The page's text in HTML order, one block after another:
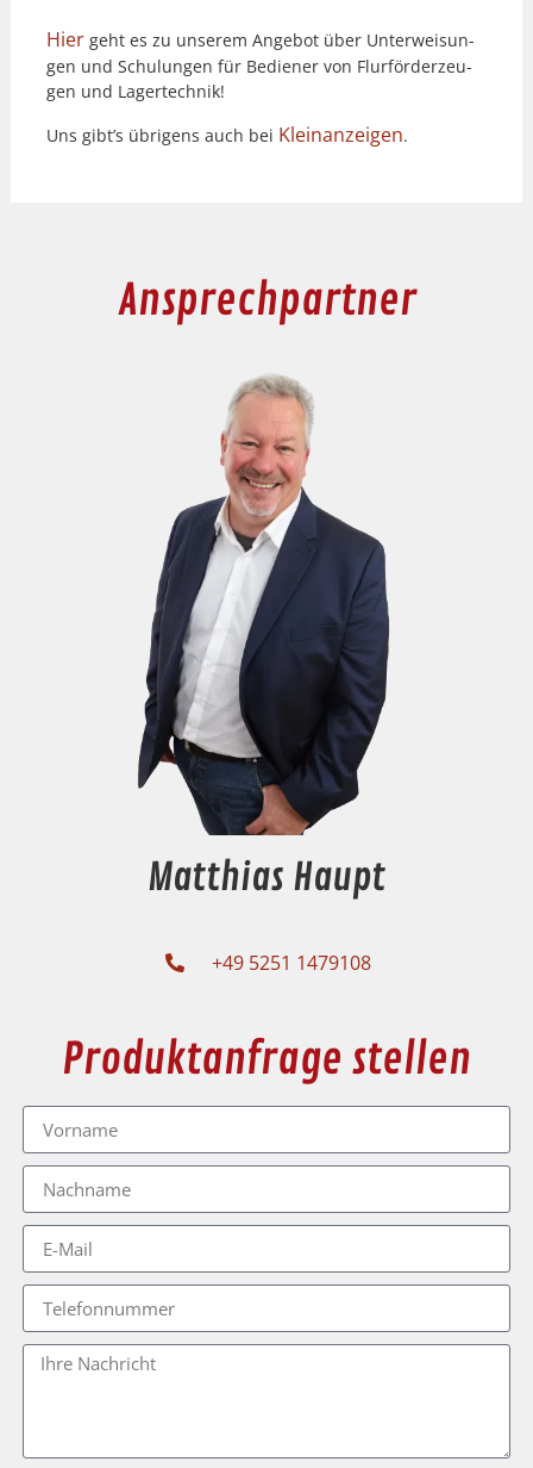
Hiergeht es zu unserem Ange­bot über Unter­weisun­
gen und Schu­lun­gen für Bedi­ener von Flur­förderzeu­
gen und Lagertech­nik!
Uns gibt’s übri­gens auch bei Kleinanzeigen.
Ansprechpartner
Matthias Haupt
+49 5251 1479108
Produktanfrage stellen